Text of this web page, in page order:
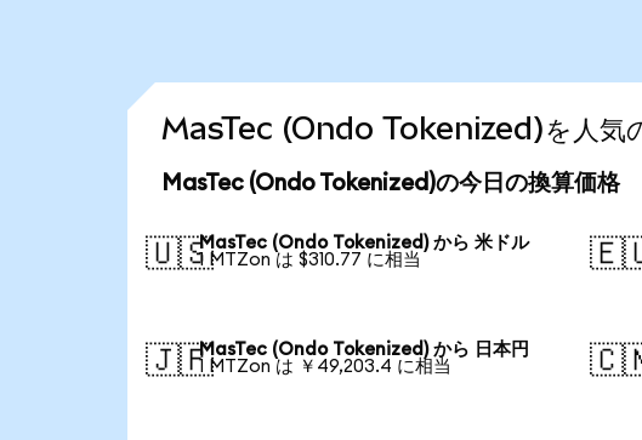
MasTec (Ondo Tokenized)を人気の
MasTec (Ondo Tokenized)の今日の換算価格
🇺🇸MasTec (Ondo Tokenized) から 米ドル
1 MTZon は $310.77 に相当
🇯🇵MasTec (Ondo Tokenized) から 日本円
1 MTZon は ￥49,203.4 に相当